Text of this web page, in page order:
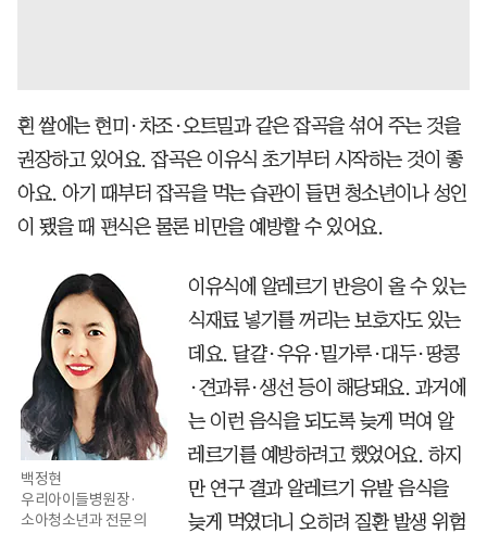
흰 쌀에는 현미·차조·오트밀과 같은 잡곡을 섞어 주는 것을
권장하고 있어요. 잡곡은 이유식 초기부터 시작하는 것이 좋
아요. 아기 때부터 잡곡을 먹는 습관이 들면 청소년이나 성인
이 됐을 때 편식은 물론 비만을 예방할 수 있어요.
백정현
우리아이들병원장·
소아청소년과 전문의
이유식에 알레르기 반응이 올 수 있는
식재료 넣기를 꺼리는 보호자도 있는
데요. 달걀·우유·밀가루·대두·땅콩
·견과류·생선 등이 해당돼요. 과거에
는 이런 음식을 되도록 늦게 먹여 알
레르기를 예방하려고 했었어요. 하지
만 연구 결과 알레르기 유발 음식을
늦게 먹였더니 오히려 질환 발생 위험